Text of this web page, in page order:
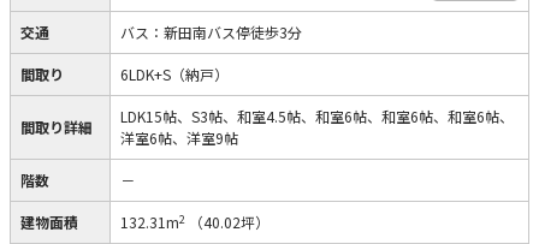
交通 バス：新田南バス停徒歩3分
間取り 6LDK+S（納戸）
間取り詳細
LDK15帖、S3帖、和室4.5帖、和室6帖、和室6帖、和室6帖、
洋室6帖、洋室9帖
階数 －
建物面積 132.31m2 （40.02坪）